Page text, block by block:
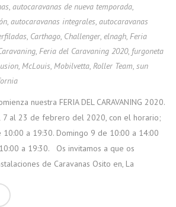
, autocaravanas de nueva temporada,
, autocaravanas integrales, autocaravanas
, Carthago, Challenger, elnagh, Feria
, Feria del Caravaning 2020, furgoneta
, McLouis, Mobilvetta, Roller Team, sun
nuestra FERIA DEL CARAVANING 2020.
7 al 23 de febrero del 2020, con el horario;
10:00 a 19:30. Domingo 9 de 10:00 a 14:00
a 19:30. Os invitamos a que os
de Caravanas Osito en, La